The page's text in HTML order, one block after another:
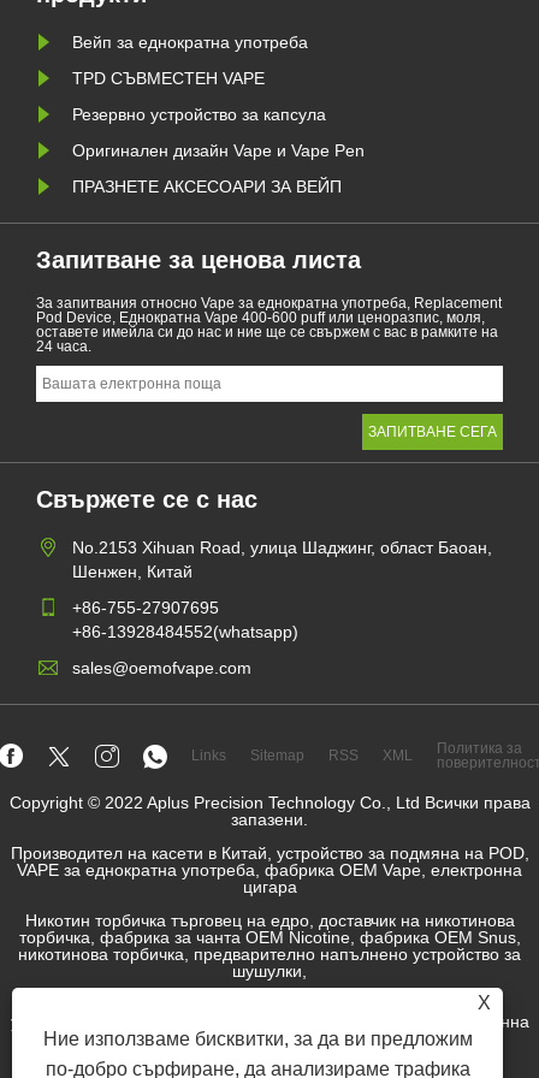
X
Ние използваме бисквитки, за да ви предложим
по-добро сърфиране, да анализираме трафика
Вейп за еднократна употреба
TPD СЪВМЕСТЕН ​​VAPE
Резервно устройство за капсула
Оригинален дизайн Vape и Vape Pen
ПРАЗНЕТЕ АКСЕСОАРИ ЗА ВЕЙП
Запитване за ценова листа
За запитвания относно Vape за еднократна употреба, Replacement
Pod Device, Еднократна Vape 400-600 puff или ценоразпис, моля,
оставете имейла си до нас и ние ще се свържем с вас в рамките на
24 часа.
Свържете се с нас
No.2153 Xihuan Road, улица Шаджинг, област Баоан,
Шенжен, Китай
+86-755-27907695
+86-13928484552(whatsapp)
sales@oemofvape.com
Links Sitemap RSS XML
Политика за
Copyright © 2022 Aplus Precision Technology Co., Ltd Всички права
запазени.
Производител на касети в Китай, устройство за подмяна на POD,
VAPE за еднократна употреба, фабрика OEM Vape, електронна
цигара
Никотин торбичка търговец на едро, доставчик на никотинова
торбичка, фабрика за чанта OEM Nicotine, фабрика OEM Snus,
никотинова торбичка, предварително напълнено устройство за
шушулки,
Попълнено POD устройство, Pod System, затворено POD
устройство, отворен комплект POD, E-Liquid, E-Juice, Електронна
производител на течност за цигари, доставчик на SNUS.